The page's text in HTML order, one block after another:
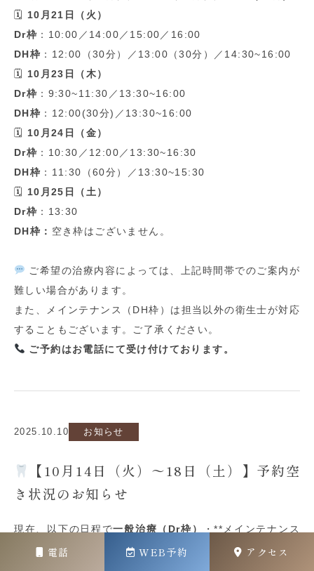
電話 WEB予約 アクセス
🗓
10 月21 日（火）
Dr枠 ： 10:00 ／ 14:00 ／ 15:00 ／ 16:00
DH枠 ： 12:00 （30分）／ 13:00 （30分）／ 14:30~16:00
🗓
10 月23 日（木）
Dr枠 ： 9:30~11:30 ／ 13:30~16:00
DH枠 ： 12:00(30分) ／ 13:30~16:00
🗓
10 月24 日（金）
Dr枠 ： 10:30 ／ 12:00 ／ 13:30~16:30
DH枠 ： 11:30 （60分）／ 13:30~15:30
🗓
10 月25 日（土）
Dr枠 ： 13:30
DH枠： 空き枠はございません。
ご希望の治療内容によっては、上記時間帯でのご案内が
難しい場合があります。
また、メインテナンス（ DH枠）は担当以外の衛生士が対応
することもございます。ご了承ください。
ご予約はお電話にて受け付けております。
2025.10.10 お知らせ
【10月14日（火）〜18日（土）】予約空
き状況のお知らせ
現在、以下の日程で一般治療（Dr枠）
・**メインテナンス
（DH枠）**の空きがございます。